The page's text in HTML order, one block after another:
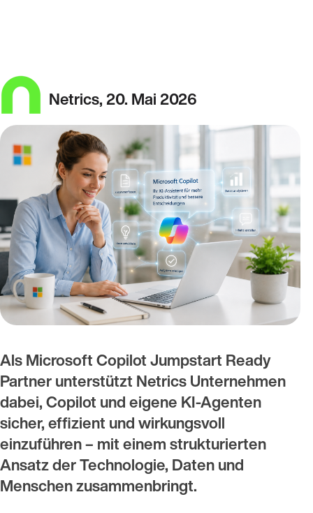
Netrics,20. Mai 2026
Als Microsoft Copilot Jumpstart Ready
Partner unterstützt Netrics Unternehmen
dabei, Copilot und eigene KI-Agenten
sicher, effizient und wirkungsvoll
einzuführen – mit einem strukturierten
Ansatz der Technologie, Daten und
Menschen zusammenbringt.